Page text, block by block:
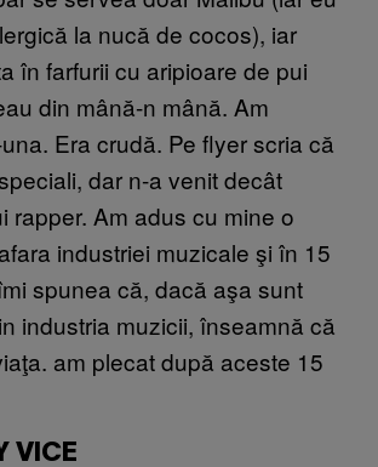
la nucă de cocos), iar
în farfurii cu aripioare de pui
din mână-n mână. Am
Era crudă. Pe flyer scria că
dar n-a venit decât
rapper. Am adus cu mine o
industriei muzicale şi în 15
spunea că, dacă aşa sunt
industria muzicii, înseamnă că
am plecat după aceste 15
VICE